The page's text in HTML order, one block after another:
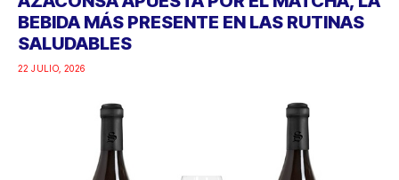
BEBIDA MÁS PRESENTE EN LAS RUTINAS
SALUDABLES
22 JULIO, 2026